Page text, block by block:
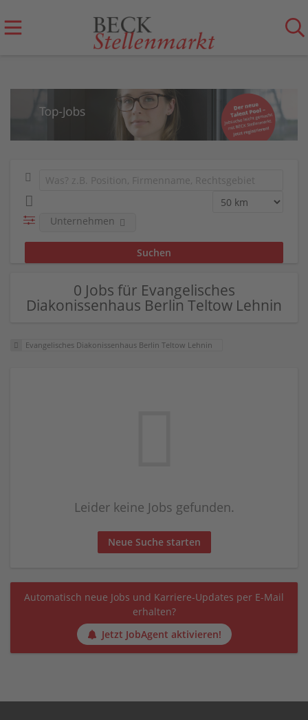
Unternehmen
0 Jobs für Evangelisches
Diakonissenhaus Berlin Teltow Lehnin
Evangelisches Diakonissenhaus Berlin Teltow Lehnin
Leider keine Jobs gefunden.
Neue Suche starten
Automatisch neue Jobs und Karriere-Updates per E-Mail
erhalten?
Jetzt JobAgent aktivieren!